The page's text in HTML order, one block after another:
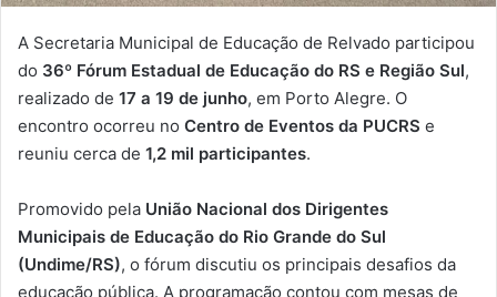
A Secretaria Municipal de Educação de Relvado participou
do 36º Fórum Estadual de Educação do RS e Região Sul,
realizado de 17 a 19 de junho, em Porto Alegre. O
encontro ocorreu no Centro de Eventos da PUCRS e
reuniu cerca de 1,2 mil participantes.
Promovido pela União Nacional dos Dirigentes
Municipais de Educação do Rio Grande do Sul
(Undime/RS), o fórum discutiu os principais desafios da
educação pública. A programação contou com mesas de